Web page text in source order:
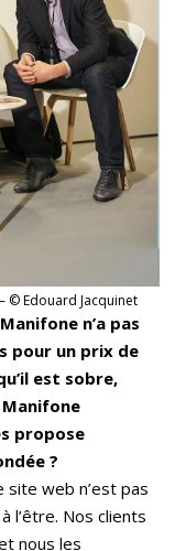
© Edouard Jacquinet
n’a pas
pour un prix de
est sobre,
propose
?
web n’est pas
l’être. Nos clients
nous les